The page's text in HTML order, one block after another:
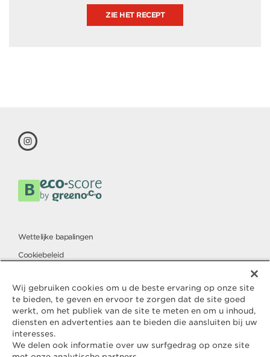
ZIE HET RECEPT
Wettelijke bapalingen
Cookiebeleid
Contact
ELLE & VIRE
Voor elke vraag of verzoek om
Wij gebruiken cookies om u de beste ervaring op onze site
te bieden, te geven en ervoor te zorgen dat de site goed
werkt, om het publiek van de site te meten en om u inhoud,
diensten en advertenties aan te bieden die aansluiten bij uw
interesses.
We delen ook informatie over uw surfgedrag op onze site